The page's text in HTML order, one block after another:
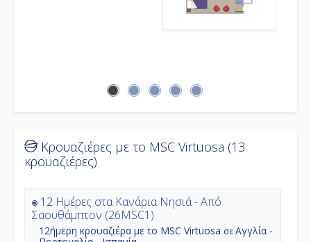
Κρουαζιέρες με το MSC Virtuosa (13
κρουαζιέρες)
12 Ημέρες στα Κανάρια Νησιά - Από
Σαουθάμπτον (26MSC1)
12ήμερη κρουαζιέρα με το MSC Virtuosa σεΑγγλία -